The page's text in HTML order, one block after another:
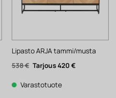
Lipasto ARJA tammi/musta
538€ Alkuperäinen
hinta
538 €.
420 €Nykyinen
Varastotuote